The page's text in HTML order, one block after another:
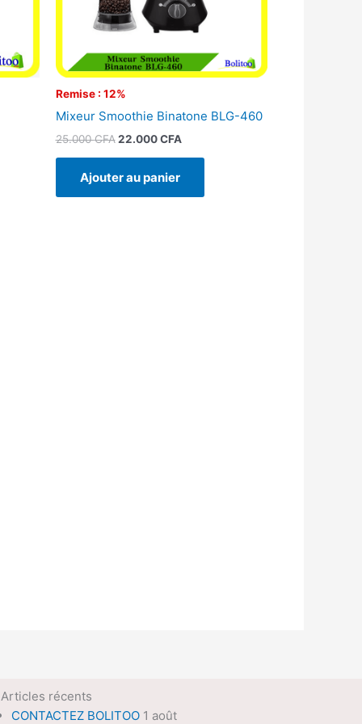
Remise : 12%
Mixeur Smoothie Binatone BLG-460
25.000CFA 22.000CFA
Ajouter au panier
récents
CONTACTEZ BOLITOO 1 août